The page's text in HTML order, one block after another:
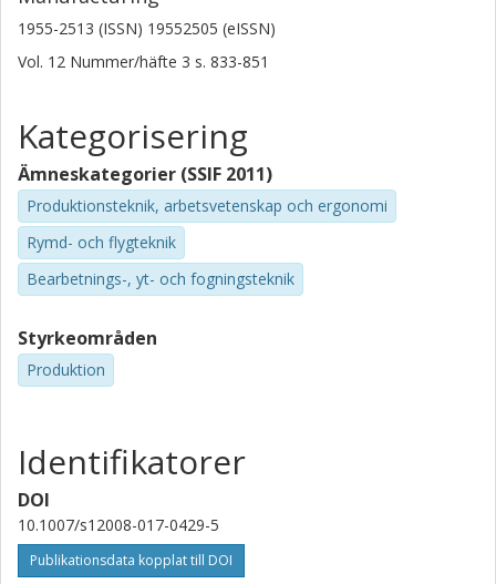
1955-2513 (ISSN) 19552505 (eISSN)
Vol. 12 Nummer/häfte 3 s. 833-851
Kategorisering
Ämneskategorier (SSIF 2011)
Produktionsteknik, arbetsvetenskap och ergonomi
Rymd- och flygteknik
Bearbetnings-, yt- och fogningsteknik
Styrkeområden
Produktion
Identifikatorer
DOI
10.1007/s12008-017-0429-5
Publikationsdata kopplat till DOI